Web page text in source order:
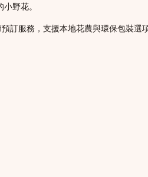
野花。
訂服務，支援本地花農與環保包裝選